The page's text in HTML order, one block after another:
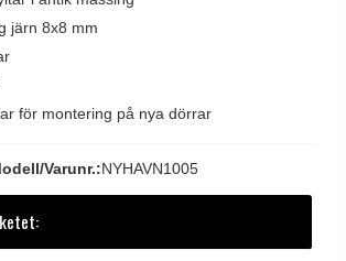
dörrhandtag
långskylt
järn 8x8 mm
för montering på nya dörrar
Varunr.:NYHAVN1005